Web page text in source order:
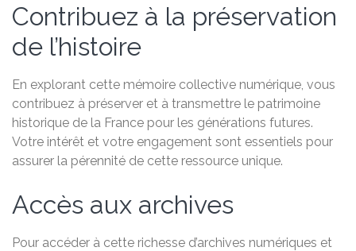
Contribuez à la préservation
de l’histoire
En explorant cette mémoire collective numérique, vous
contribuez à préserver et à transmettre le patrimoine
historique de la France pour les générations futures.
Votre intérêt et votre engagement sont essentiels pour
assurer la pérennité de cette ressource unique.
Accès aux archives
Pour accéder à cette richesse d’archives numériques et